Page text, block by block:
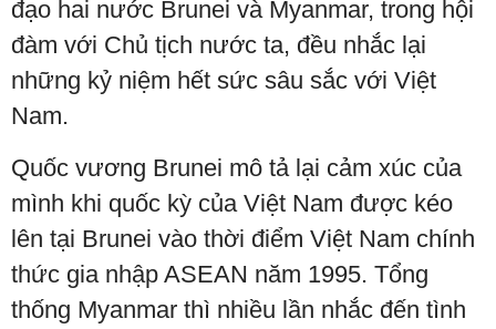
đạo hai nước Brunei và Myanmar, trong hội
đàm với Chủ tịch nước ta, đều nhắc lại
những kỷ niệm hết sức sâu sắc với Việt
Nam.
Quốc vương Brunei mô tả lại cảm xúc của
mình khi quốc kỳ của Việt Nam được kéo
lên tại Brunei vào thời điểm Việt Nam chính
thức gia nhập ASEAN năm 1995. Tổng
thống Myanmar thì nhiều lần nhắc đến tình